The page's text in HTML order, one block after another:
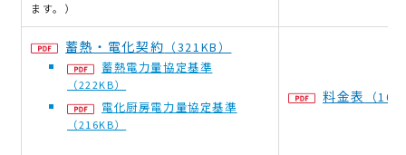
ます。）
蓄熱・電化契約 （321KB）
蓄熱電力量協定基準
（222KB）
電化厨房電力量協定基準
（216KB）
料金表 （